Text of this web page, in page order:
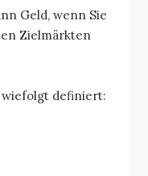
Geld, wenn Sie
Zielmärkten
wiefolgt definiert: